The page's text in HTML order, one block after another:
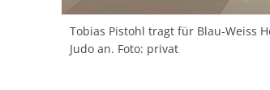
Tobias Pistohl tragt für Blau-Weiss
Judo an. Foto: privat